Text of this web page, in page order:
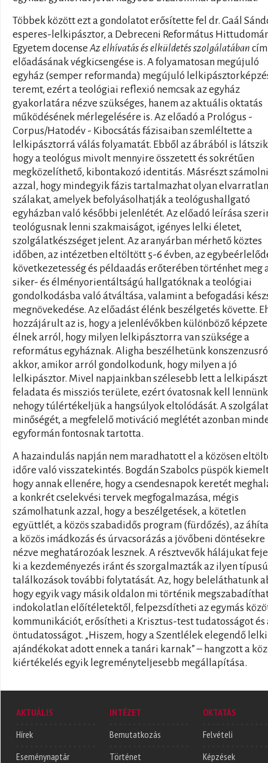
Többek között ezt a gondolatot erősítette fel dr. Gaál
esperes-lelkipásztor, a Debreceni Református
Egyetem docense Az elhívatás és elküldetés szolgálatában
előadásának végkicsengése is. A folyamatosan megújuló
egyház (semper reformanda) megújuló
teremt, ezért a teológiai reflexió nemcsak az egyház
gyakorlatára nézve szükséges, hanem az aktuális oktatás
működésének mérlegelésére is. Az előadó a Prológus -
Corpus/Hatodév - Kibocsátás fázisaiban szemléltette a
lelkipásztorrá válás folyamatát. Ebből az ábrából is
hogy a teológus mivolt mennyire összetett és sokrétűen
megközelíthető, kibontakozó identitás. Másrészt
azzal, hogy mindegyik fázis tartalmazhat olyan elvarratlan
szálakat, amelyek befolyásolhatják a teológushallgató
egyházban való későbbi jelenlétét. Az előadó leírása
teológusnak lenni szakmaiságot, igényes lelki életet,
szolgálatkészséget jelent. Az aranyárban mérhető köztes
időben, az intézetben eltöltött 5-6 évben, az
következetesség és példaadás erőterében történhet meg
siker- és élményorientáltságú hallgatóknak a teológiai
gondolkodásba való átváltása, valamint a befogadási
megnövekedése. Az előadást élénk beszélgetés követte.
hozzájárult az is, hogy a jelenlévőkben különböző
élnek arról, hogy milyen lelkipásztorra van szüksége a
református egyháznak. Aligha beszélhetünk
akkor, amikor arról gondolkodunk, hogy milyen a jó
lelkipásztor. Mivel napjainkban szélesebb lett a
feladata és missziós területe, ezért óvatosnak kell
nehogy túlértékeljük a hangsúlyok eltolódását. A szolgálat
minőségét, a megfelelő motiváció meglétét azonban
egyformán fontosnak tartotta.
A hazaindulás napján nem maradhatott el a közösen
időre való visszatekintés. Bogdán Szabolcs püspök
hogy annak ellenére, hogy a csendesnapok keretét
a konkrét cselekvési tervek megfogalmazása, mégis
számolhatunk azzal, hogy a beszélgetések, a kötetlen
együttlét, a közös szabadidős program (fürdőzés), az
a közös imádkozás és úrvacsorázás a jövőbeni döntésekre
nézve meghatározóak lesznek. A résztvevők hálájukat
ki a kezdeményezés iránt és szorgalmazták az ilyen típusú
találkozások további folytatását. Az, hogy beleláthatunk
hogy egyik vagy másik oldalon mi történik
indokolatlan előítéletektől, felpezsdítheti az egymás
kommunikációt, erősítheti a Krisztus-test tudatosságot és
öntudatosságot. „Hiszem, hogy a Szentlélek elegendő lelki
ajándékokat adott ennek a tanári karnak” – hangzott a
kiértékelés egyik legreményteljesebb megállapítása.
AKTUÁLIS
Hírek
Eseménynaptár
INTÉZET
Bemutatkozás
Történet
OKTATÁS
Felvételi
Képzések